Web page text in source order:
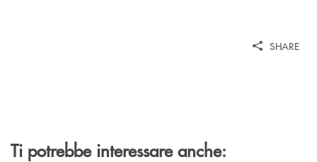
SHARE
Ti potrebbe interessare anche: